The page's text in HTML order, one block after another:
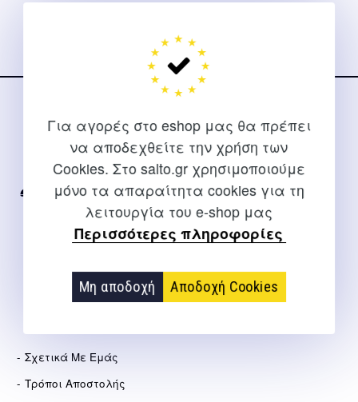
Για αγορές στο eshop μας θα πρέπει
να αποδεχθείτε την χρήση των
Cookies. Στο salto.gr χρησιμοποιούμε
μόνο τα απαραίτητα cookies για τη
λειτουργία του e-shop μας
Περισσότερες πληροφορίες
Μη αποδοχή Αποδοχή Cookies
ΕΠΙΚΟΙΝΩΝΊΑ
Για διευκρινίσεις και υποστήριξη παραγγελιών μέσω του
Internet
2310 267108
info@salto.gr
Σχετικά Με Εμάς
Τρόποι Αποστολής